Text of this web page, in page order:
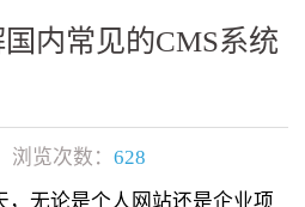
内常见的CMS系统
浏览次数： 628
无论是个人网站还是企业项